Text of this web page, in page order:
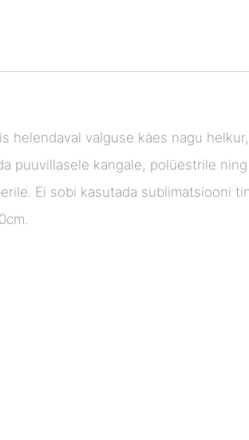
helendaval valguse käes nagu
puuvillasele kangale, polüestrile
Ei sobi kasutada sublimatsiooni